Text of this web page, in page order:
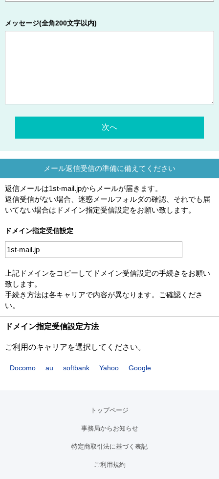
メッセージ(全角200文字以内)
メール返信受信の準備に備えてください
返信メールは1st-mail.jpからメールが届きます。
返信受信がない場合、迷惑メールフォルダの確認、それでも届
いてない場合はドメイン指定受信設定をお願い致します。
ドメイン指定受信設定
上記ドメインをコピーしてドメイン受信設定の手続きをお願い
致します。
手続き方法は各キャリアで内容が異なります。ご確認くださ
い。
ドメイン指定受信設定方法
ご利用のキャリアを選択してください。
Docomo au softbank Yahoo Google
トップページ
事務局からお知らせ
特定商取引法に基づく表記
ご利用規約